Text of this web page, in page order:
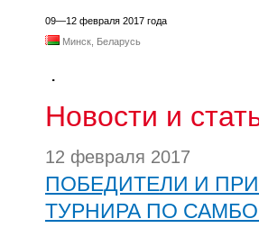
09—12 февраля 2017 года
Минск, Беларусь
.
Новости и
12 февраля 2017
ПОБЕДИТЕЛИ И
ТУРНИРА ПО